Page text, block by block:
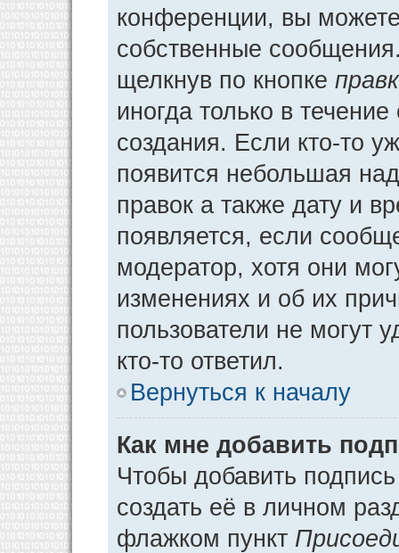
конференции, вы можете
собственные
щелкнув по кнопке
иногда только в
создания. Если кто-то
появится небольшая
правок а также дату и
появляется, если
модератор, хотя они
изменениях и об их
пользователи не могут
кто-то ответил.
Вернуться к началу
Как мне добавить
Чтобы добавить
создать её в личном
флажком пункт